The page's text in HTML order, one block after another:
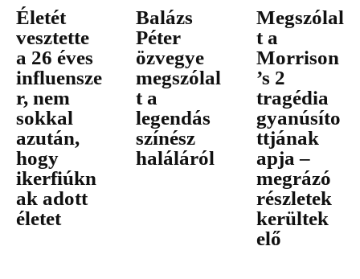
Életét
vesztette
a 26 éves
influensze
r, nem
sokkal
azután,
hogy
ikerfiúkn
ak adott
életet
Balázs
Péter
özvegye
megszólal
t a
legendás
színész
haláláról
Megszólal
t a
Morrison
’s 2
tragédia
gyanúsíto
ttjának
apja –
megrázó
részletek
kerültek
elő